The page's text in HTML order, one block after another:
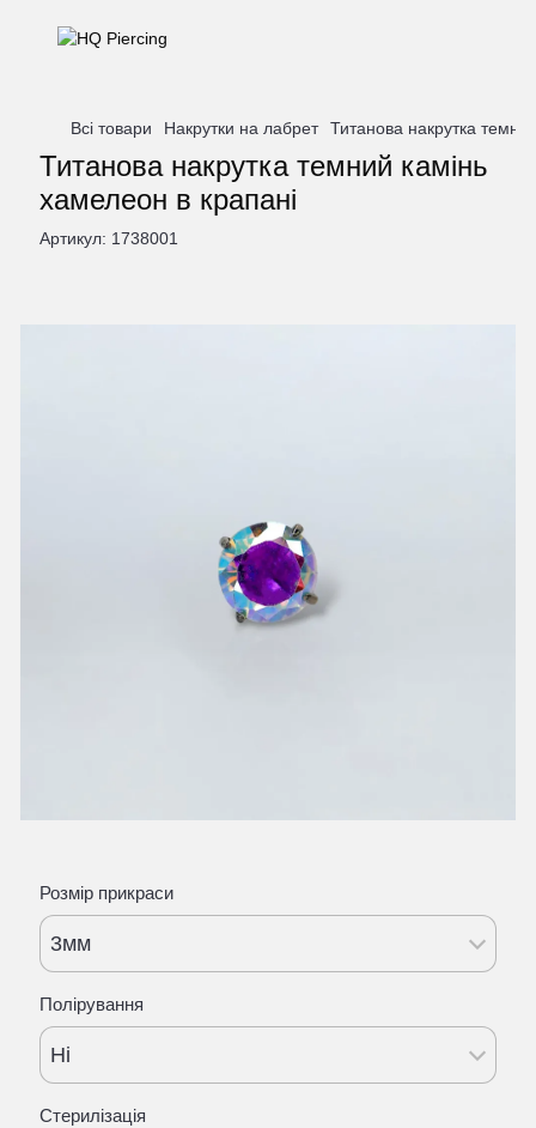
Всі товари Накрутки на лабрет Титанова накрутка
Титанова накрутка темний камінь
хамелеон в крапані
Артикул: 1738001
Розмір прикраси
3мм
Полірування
Ні
Стерилізація